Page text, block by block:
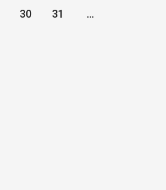
30 31
...